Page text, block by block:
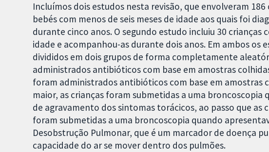
Incluímos dois estudos nesta revisão, que envolveram
bebés com menos de seis meses de idade aos quais foi
durante cinco anos. O segundo estudo incluiu 30 crianças
idade e acompanhou-as durante dois anos. Em ambos os
divididos em dois grupos de forma completamente
administrados antibióticos com base em amostras
foram administrados antibióticos com base em amostras
maior, as crianças foram submetidas a uma
de agravamento dos sintomas torácicos, ao passo que as
foram submetidas a uma broncoscopia quando
Desobstrução Pulmonar, que é um marcador de doença
capacidade do ar se mover dentro dos pulmões.